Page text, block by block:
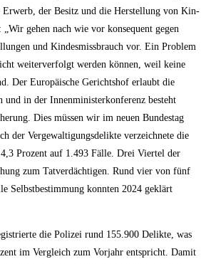
Erwerb, der Besitz und die Her­stel­lung von Kin­
gehen nach wie vor kon­se­quent gegen
und Kin­des­miss­brauch vor. Ein Pro­blem
wei­ter­ver­folgt wer­den kön­nen, weil kei­ne
Der Euro­päi­sche Gerichts­hof erlaubt die
und in der Innen­mi­nis­ter­kon­fe­renz besteht
Dies müs­sen wir im neu­en Bun­des­tag
der Ver­ge­wal­ti­gungs­de­lik­te ver­zeich­ne­te die
Pro­zent auf 1.493 Fäl­le. Drei Vier­tel der
zum Tat­ver­däch­ti­gen. Rund vier von fünf
Selbst­be­stim­mung konn­ten 2024 geklärt
die Poli­zei rund 155.900 Delik­te, was
im Ver­gleich zum Vor­jahr ent­spricht. Damit